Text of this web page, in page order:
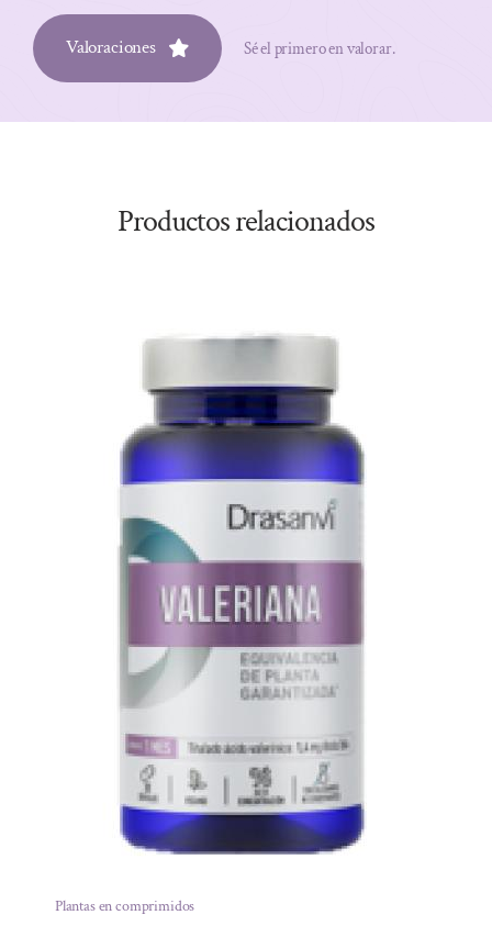
Valoraciones Sé el primero en valorar.
Productos relacionados
Plantas en comprimidos